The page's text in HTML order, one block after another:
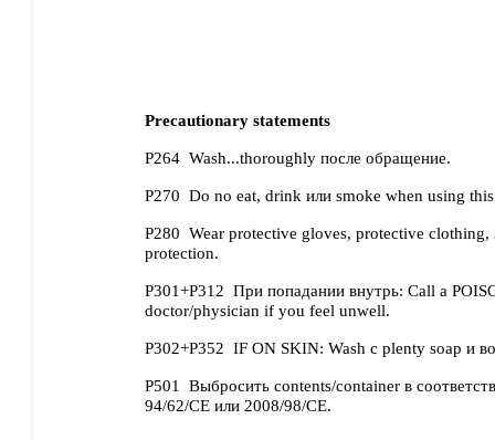
Precautionary statements
P264 Wash...thoroughly после обращение.
P270 Do no eat, drink или smoke when using
P280 Wear protective gloves, protective clothing,
protection.
P301+P312 При попадании внутрь: Call a
doctor/physician if you feel unwell.
P302+P352 IF ON SKIN: Wash с plenty soap и
P501
Выбросить contents/container в
94/62/CE или 2008/98/CE.